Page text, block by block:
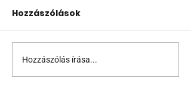
Így élvez el az
OnlyFans egyik
Hozzászólások
Hozzászólás írása...